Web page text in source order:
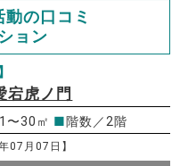
の口コミ
ョン
宕虎ノ門
〜30㎡ ■階数／2階
07月07日】